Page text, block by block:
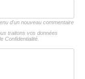
d'un nouveau commentaire
traitons vos données
Confidentialité.